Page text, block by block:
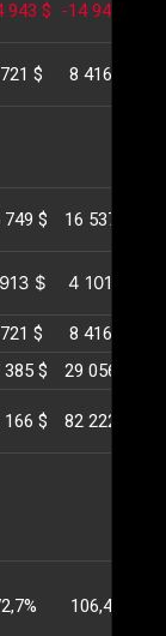
943 $ -14 943 $
$ 8 416 $
749 $ 16 537 $
$ 4 101 $
$ 8 416 $
385 $ 29 056 $
166 $ 82 222 $
106,4%